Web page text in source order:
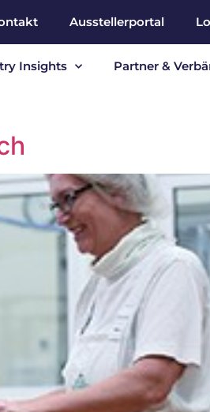
Ausstellerportal
Insights Partner &